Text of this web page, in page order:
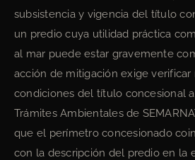
subsistencia y vigencia del título
un predio cuya utilidad práctica
al mar puede estar gravemente
acción de mitigación exige
condiciones del título concesional
Trámites Ambientales de
que el perímetro concesionado
con la descripción del predio en la